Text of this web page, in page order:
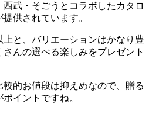
西武・そごうとコラボしたカタロ
供されています。
上 と、バリエーションはかなり豊
んの選べる楽しみをプレゼント
的お値段は抑えめなので、贈る
イントですね。